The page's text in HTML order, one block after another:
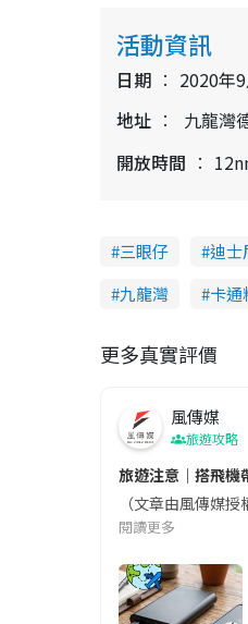
活動資訊
日期
2020年
地址
九龍灣
開放時間
三眼仔 迪士
九龍灣
卡通
更多真實評價
風傳媒
旅遊攻略
旅遊注意｜搭飛機
（文章由風傳媒
閱讀更多